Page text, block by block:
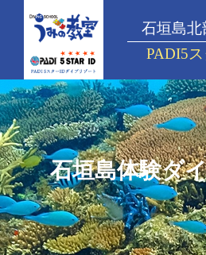
石垣島北
PADI5
石垣島体験ダ